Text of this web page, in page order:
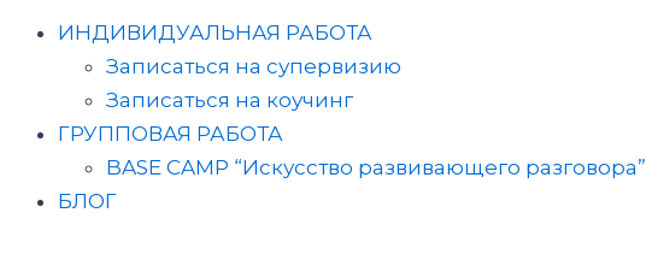
ИНДИВИДУАЛЬНАЯ РАБОТА
Записаться на супервизию
Записаться на коучинг
ГРУППОВАЯ РАБОТА
BASE CAMP “Искусство развивающего разговора”
БЛОГ